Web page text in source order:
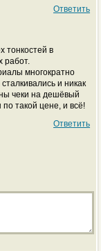
Ответить
тонкостей в
работ.
многократно
и никак
чеки на дешёвый
по такой цене, и всё!
Ответить